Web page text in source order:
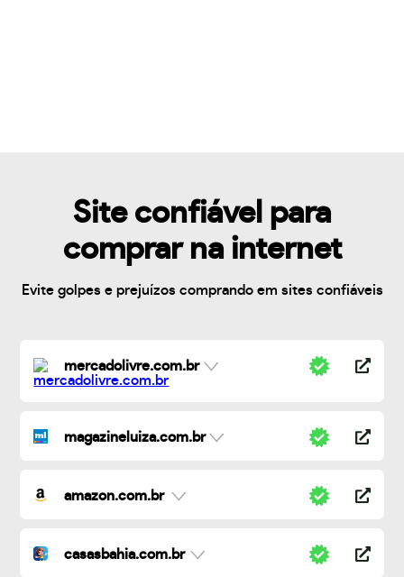
Site confiável para
comprar na internet
Evite golpes e prejuízos comprando em sites confiáveis
mercadolivre.com.br
magazineluiza.com.br
amazon.com.br
casasbahia.com.br